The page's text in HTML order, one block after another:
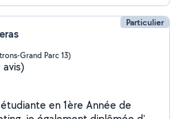
Particulier
Grand Parc 13)
en 1ère Année de